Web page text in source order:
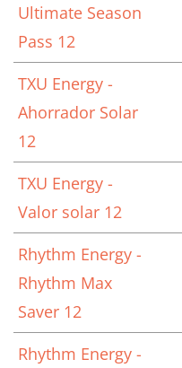
Ultimate Season
Pass 12
TXU Energy -
Ahorrador Solar
12
TXU Energy -
Valor solar 12
Rhythm Energy -
Rhythm Max
Saver 12
Rhythm Energy -